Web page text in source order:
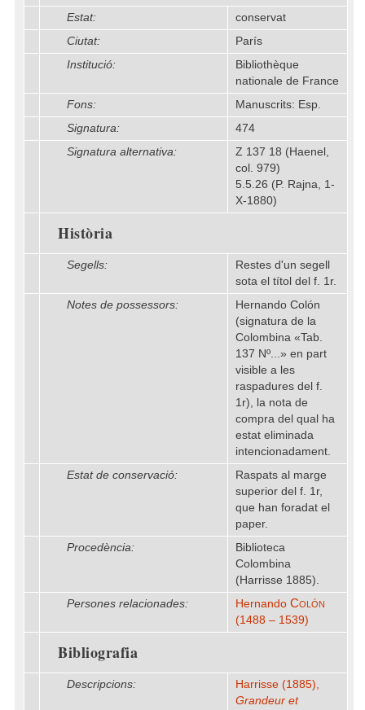
Estat:
conservat
Ciutat:
París
Institució:
Bibliothèque
nationale de France
Fons:
Manuscrits: Esp.
Signatura:
474
Signatura alternativa:
Z 137 18 (Haenel,
col. 979)
5.5.26 (P. Rajna, 1-
X-1880)
Història
Segells:
Restes d'un segell
sota el títol del f. 1r.
Notes de possessors:
Hernando Colón
(signatura de la
Colombina «Tab.
137 Nº...» en part
visible a les
raspadures del f.
1r), la nota de
compra del qual ha
estat eliminada
intencionadament.
Estat de conservació:
Raspats al marge
superior del f. 1r,
que han foradat el
paper.
Procedència:
Biblioteca
Colombina
(Harrisse 1885).
Persones relacionades:
Hernando Colón
(1488 – 1539)
Bibliografia
Descripcions:
Harrisse (1885),
Grandeur et